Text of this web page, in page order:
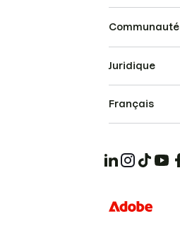
Communauté
Juridique
Français